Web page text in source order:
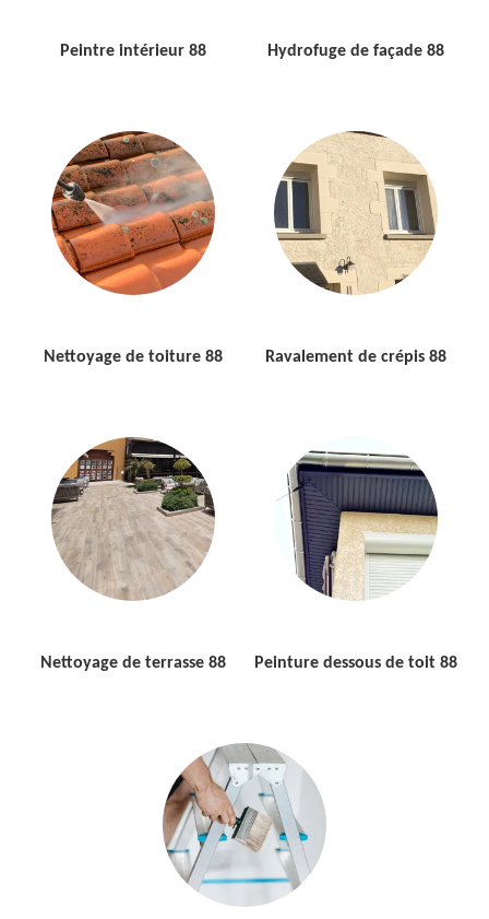
Peintre intérieur 88 Hydrofuge de façade 88
Nettoyage de toiture 88 Ravalement de crépis 88
Nettoyage de terrasse 88 Peinture dessous de toit 88